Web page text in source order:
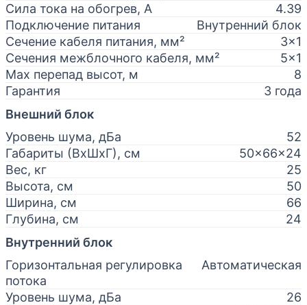
Сила тока на обогрев, А
4.39
Подключение питания
Внутренний блок
Сечение кабеля питания, мм²
3x1
Сечения межблочного кабеля, мм²
5x1
Max перепад высот, м
8
Гарантия
3 года
Внешний блок
Уровень шума, дБа
52
Габариты (ВхШхГ), см
50x66x24
Вес, кг
25
Высота, см
50
Ширина, см
66
Глубина, см
24
Внутренний блок
Горизонтальная регулировка
потока
Автоматическая
Уровень шума, дБа
26